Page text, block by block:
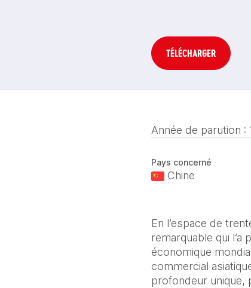
TÉLÉCHARGER
Année de parution :
Pays concerné
Chine
En l’espace de
remarquable qui l’a
économique
commercial
profondeur unique,